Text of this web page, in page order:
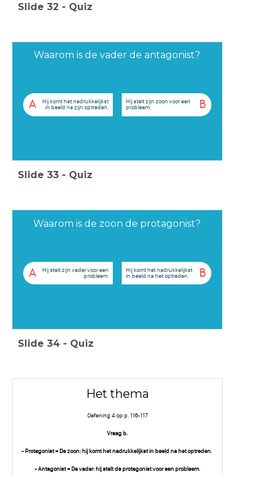
Slide 32 - Quiz
Waarom is de vader de antagonist?
A
Hij komt het nadrukkelijkst
in beeld na zijn optreden.
B
Hij stelt zijn zoon voor een
probleem.
Slide 33 - Quiz
Waarom is de zoon de protagonist?
A
Hij stelt zijn vader voor een
probleem.
B
Hij komt het nadrukkelijkst
in beeld na het optreden.
Slide 34 - Quiz
Het thema
Oefening 4 op p. 116-117
Vraag b.
- Protagonist = De zoon: hij komt het nadrukkelijkst in beeld na het optreden.
- Antagonist = De vader: hij stelt de protagonist voor een probleem.